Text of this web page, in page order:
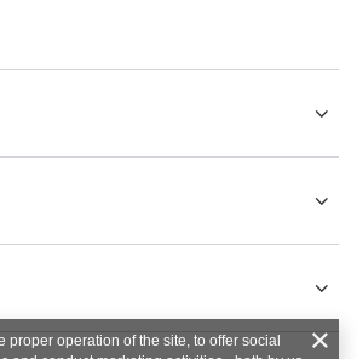
proper operation of the site, to offer social